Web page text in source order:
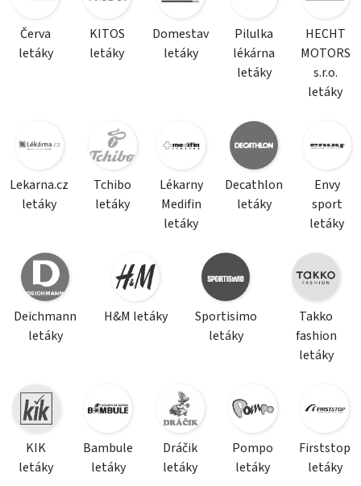
Červa
letáky
KITOS
letáky
Domestav
letáky
Pilulka
lékárna
letáky
HECHT
MOTORS
s.r.o.
letáky
Lekarna.cz
letáky
Tchibo
letáky
Lékarny
Medifin
letáky
Decathlon
letáky
Envy
sport
letáky
Deichmann
letáky
H&M letáky
Sportisimo
letáky
Takko
fashion
letáky
KIK
letáky
Bambule
letáky
Dráčik
letáky
Pompo
letáky
Firststop
letáky